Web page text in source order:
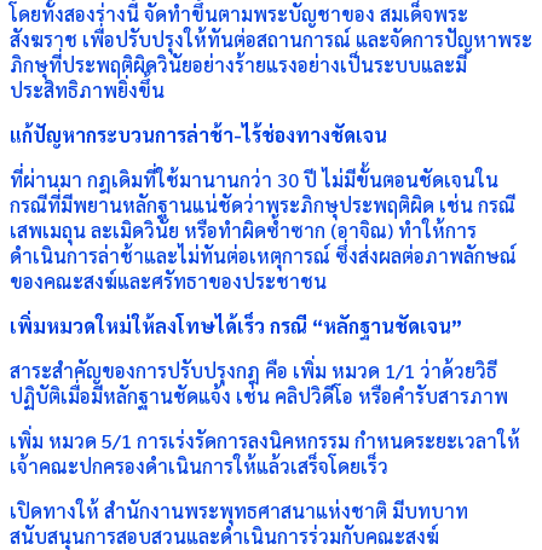
โดยทั้งสองร่างนี้ จัดทำขึ้นตามพระบัญชาของ สมเด็จพระ
สังฆราช เพื่อปรับปรุงให้ทันต่อสถานการณ์ และจัดการปัญหาพระ
ภิกษุที่ประพฤติผิดวินัยอย่างร้ายแรงอย่างเป็นระบบและมี
ประสิทธิภาพยิ่งขึ้น
แก้ปัญหากระบวนการล่าช้า-ไร้ช่องทางชัดเจน
ที่ผ่านมา กฎเดิมที่ใช้มานานกว่า 30 ปี ไม่มีขั้นตอนชัดเจนใน
กรณีที่มีพยานหลักฐานแน่ชัดว่าพระภิกษุประพฤติผิด เช่น กรณี
เสพเมถุน ละเมิดวินัย หรือทำผิดซ้ำซาก (อาจิณ) ทำให้การ
ดำเนินการล่าช้าและไม่ทันต่อเหตุการณ์ ซึ่งส่งผลต่อภาพลักษณ์
ของคณะสงฆ์และศรัทธาของประชาชน
เพิ่มหมวดใหม่ให้ลงโทษได้เร็ว กรณี “หลักฐานชัดเจน”
สาระสำคัญของการปรับปรุงกฎ คือ เพิ่ม หมวด 1/1 ว่าด้วยวิธี
ปฏิบัติเมื่อมีหลักฐานชัดแจ้ง เช่น คลิปวิดีโอ หรือคำรับสารภาพ
เพิ่ม หมวด 5/1 การเร่งรัดการลงนิคหกรรม กำหนดระยะเวลาให้
เจ้าคณะปกครองดำเนินการให้แล้วเสร็จโดยเร็ว
เปิดทางให้ สำนักงานพระพุทธศาสนาแห่งชาติ มีบทบาท
สนับสนุนการสอบสวนและดำเนินการร่วมกับคณะสงฆ์